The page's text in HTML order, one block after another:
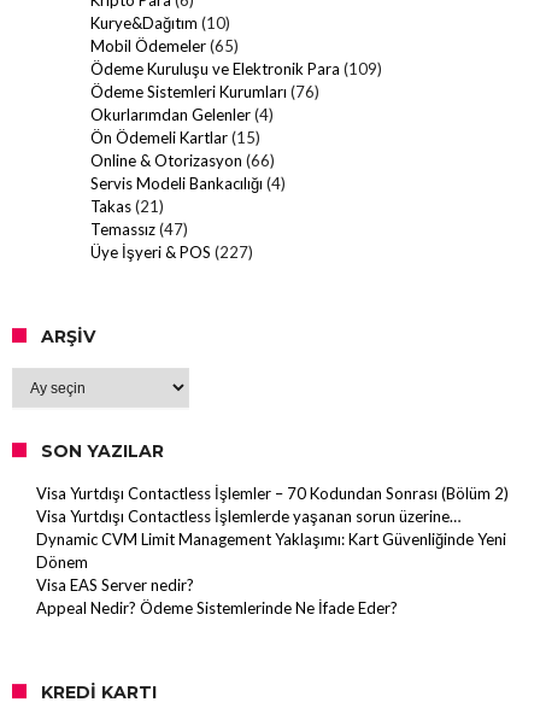
Kurye&Dağıtım (10)
Mobil Ödemeler(65)
Ödeme Kuruluşu ve Elektronik Para (109)
Ödeme Sistemleri Kurumları (76)
Okurlarımdan Gelenler(4)
Ön Ödemeli Kartlar(15)
Online & Otorizasyon (66)
Servis Modeli Bankacılığı (4)
Takas(21)
Temassız(47)
Üye İşyeri & POS (227)
ARŞIV
SON YAZILAR
Visa Yurtdışı Contactless İşlemler – 70 Kodundan Sonrası (Bölüm 2)
Visa Yurtdışı Contactless İşlemlerde yaşanan sorun üzerine…
Dynamic CVM Limit Management Yaklaşımı: Kart Güvenliğinde Yeni
Dönem
Visa EAS Server nedir?
Appeal Nedir? Ödeme Sistemlerinde Ne İfade Eder?
KREDI KARTI